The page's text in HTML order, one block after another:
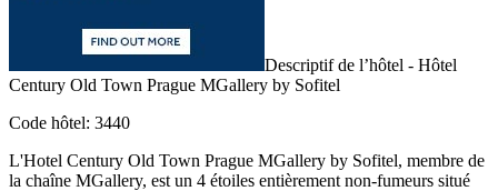
Descriptif de l’hôtel - Hôtel
Century Old Town Prague MGallery by Sofitel
Code hôtel: 3440
L'Hotel Century Old Town Prague MGallery by Sofitel, membre de
la chaîne MGallery, est un 4 étoiles entièrement non-fumeurs situé